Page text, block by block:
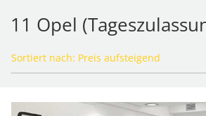
Sortiert nach: Preis aufsteigend